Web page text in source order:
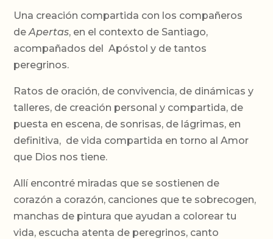
Una creación compartida con los compañeros
deApertas, en el contexto de Santiago,
acompañados del Apóstol y de tantos
peregrinos.
Ratos de oración, de convivencia, de dinámicas y
talleres, de creación personal y compartida, de
puesta en escena, de sonrisas, de lágrimas, en
definitiva, de vida compartida en torno al Amor
que Dios nos tiene.
Allí encontré miradas que se sostienen de
corazón a corazón, canciones que te sobrecogen,
manchas de pintura que ayudan a colorear tu
vida, escucha atenta de peregrinos, canto